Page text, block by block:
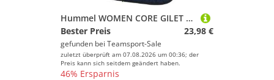
Hummel WOMEN CORE GILET BLACK IRIS S
Bester Preis
23,98 €
gefunden bei Teamsport-Sale
zuletzt überprüft am 07.08.2026 um 00:36; der
Preis kann sich seitdem geändert haben.
46% Ersparnis